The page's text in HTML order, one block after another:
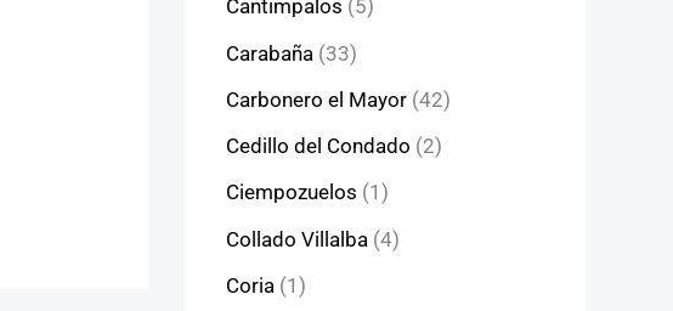
Cantimpalos (5)
Carabaña (33)
Carbonero el Mayor (42)
Cedillo del Condado (2)
Ciempozuelos (1)
Collado Villalba (4)
Coria (1)